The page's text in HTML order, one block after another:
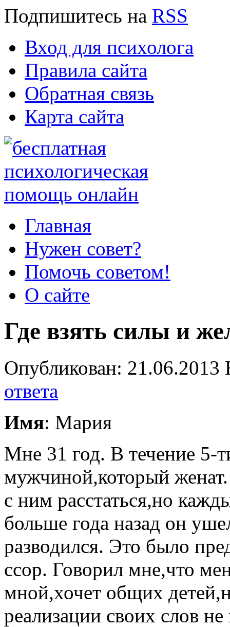
Подпишитесь на RSS
Вход для психолога
Правила сайта
Обратная связь
Карта сайта
Главная
Нужен совет?
Помочь советом!
О сайте
Где взять силы и
Опубликован:
ответа
Имя: Мария
Мне 31 год. В течение 5-
мужчиной,который
с ним расстаться,но
больше года назад он
разводился. Это было
ссор. Говорил мне,что
мной,хочет общих
реализации своих слов